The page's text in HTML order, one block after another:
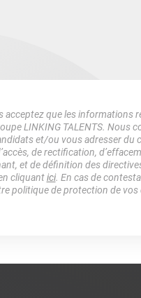
acceptez que les informations
LINKING TALENTS. Nous
et/ou vous adresser du
de rectification,
et de définition des
cliquantici. En cas de
politique de protection de